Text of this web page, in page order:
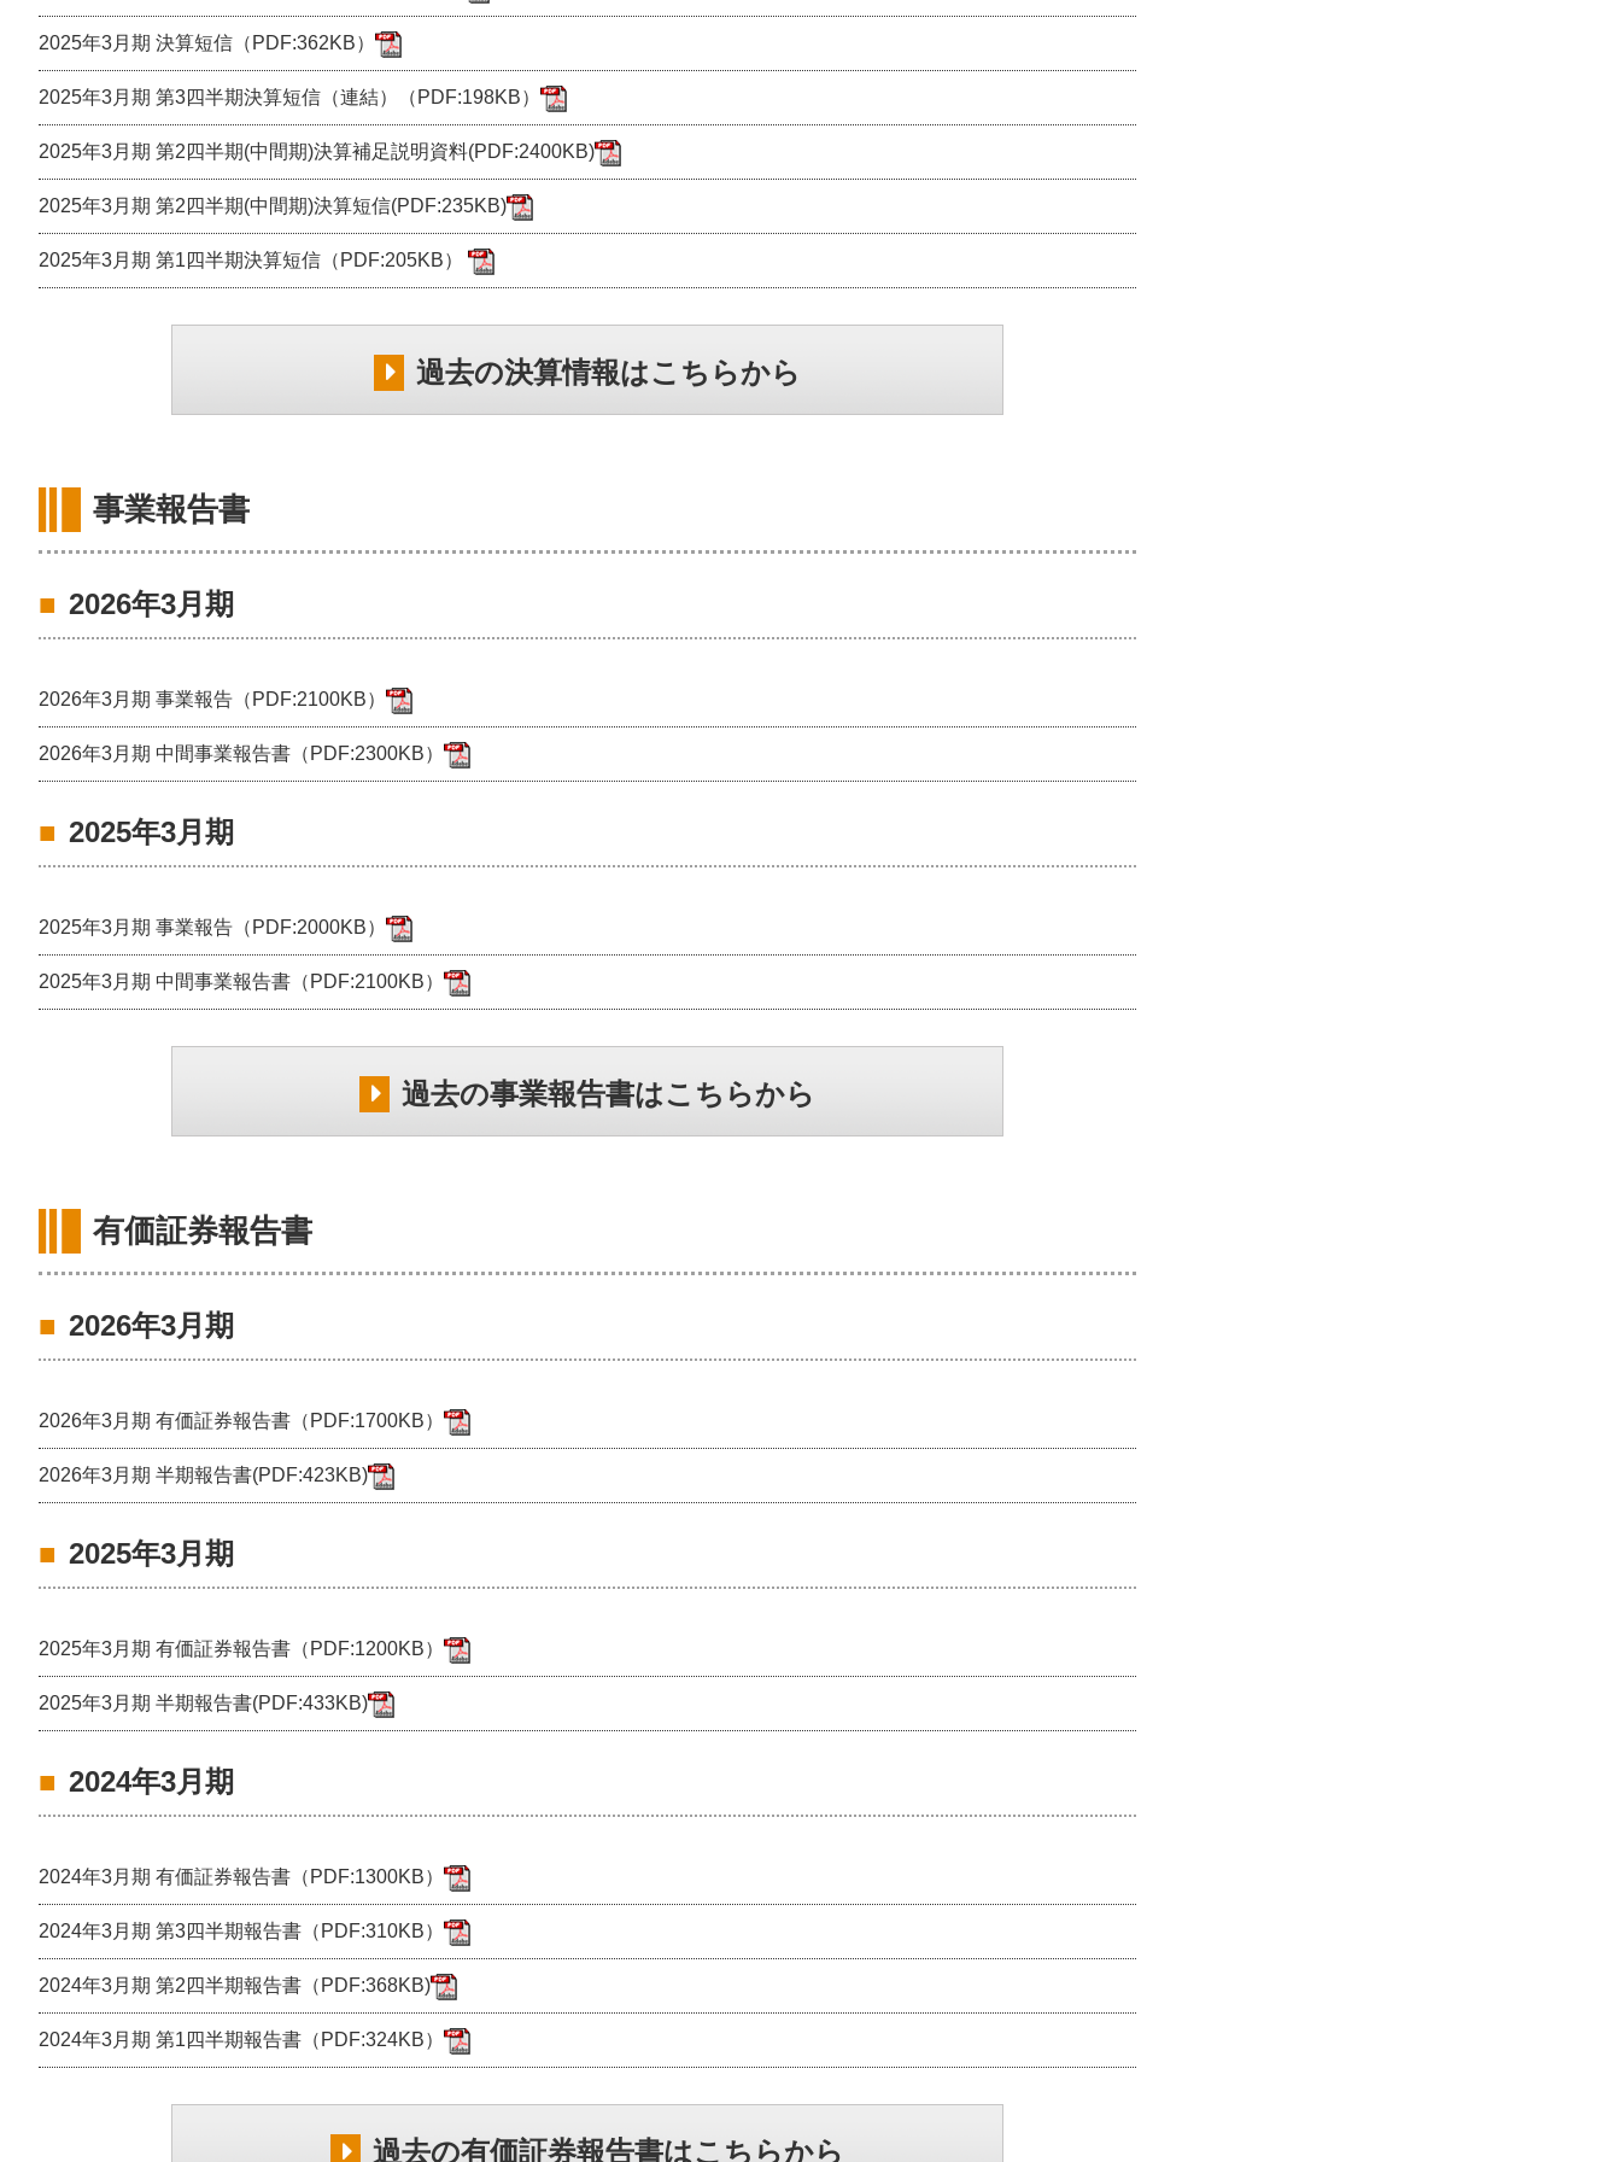
2025年3月期 決算短信（PDF:362KB）
2025年3月期 第3四半期決算短信（連結）（PDF:198KB）
2025年3月期 第2四半期(中間期)決算補足説明資料(PDF:2400KB)
2025年3月期 第2四半期(中間期)決算短信(PDF:235KB)
2025年3月期 第1四半期決算短信（PDF:205KB）
過去の決算情報はこちらから
事業報告書
2026年3月期
2026年3月期 事業報告（PDF:2100KB）
2026年3月期 中間事業報告書（PDF:2300KB）
2025年3月期
2025年3月期 事業報告（PDF:2000KB）
2025年3月期 中間事業報告書（PDF:2100KB）
過去の事業報告書はこちらから
有価証券報告書
2026年3月期
2026年3月期 有価証券報告書（PDF:1700KB）
2026年3月期 半期報告書(PDF:423KB)
2025年3月期
2025年3月期 有価証券報告書（PDF:1200KB）
2025年3月期 半期報告書(PDF:433KB)
2024年3月期
2024年3月期 有価証券報告書（PDF:1300KB）
2024年3月期 第3四半期報告書（PDF:310KB）
2024年3月期 第2四半期報告書（PDF:368KB)
2024年3月期 第1四半期報告書（PDF:324KB）
過去の有価証券報告書はこちらから